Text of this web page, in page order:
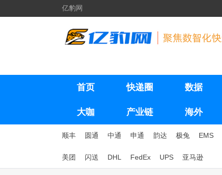
亿豹网
首页 快递圈 数据
大咖 产业链 海外
顺丰 圆通 中通 申通 韵达 极兔 EMS
美团 闪送 DHL FedEx UPS 亚马逊